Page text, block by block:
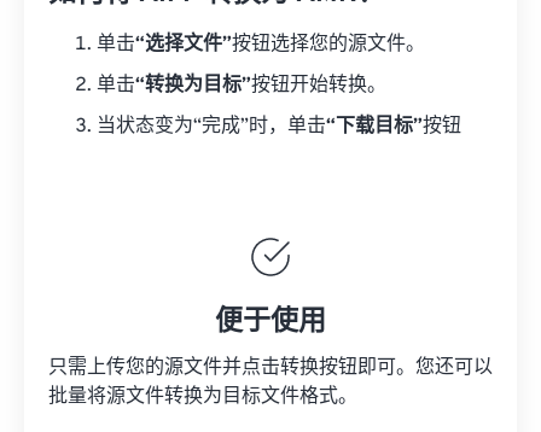
单击“选择文件”按钮选择您的源文件。
单击“转换为目标”按钮开始转换。
当状态变为“完成”时，单击“下载目标”按钮
便于使用
只需上传您的源文件并点击转换按钮即可。您还可以
批量将源文件转换为目标文件格式。